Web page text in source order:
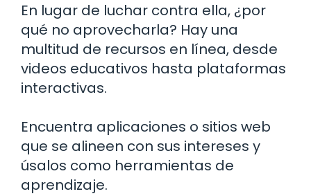
En lugar de luchar contra ella, ¿por
qué no aprovecharla? Hay una
multitud de recursos en línea, desde
videos educativos hasta plataformas
interactivas.
Encuentra aplicaciones o sitios web
que se alineen con sus intereses y
úsalos como herramientas de
aprendizaje.